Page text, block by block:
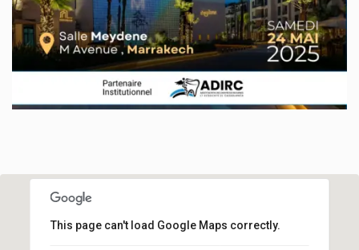
This page can't load Google Maps correctly.